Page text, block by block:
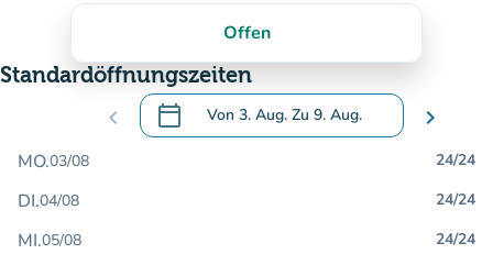
Offen
Standardöffnungszeiten
chevron_left calendar_today Von 3. Aug. Zu 9. Aug.
.Öffnen Sie den Kalender, um Daten zu
chevron_right
MO.03/08 24/24
DI.04/08 24/24
MI.05/08 24/24